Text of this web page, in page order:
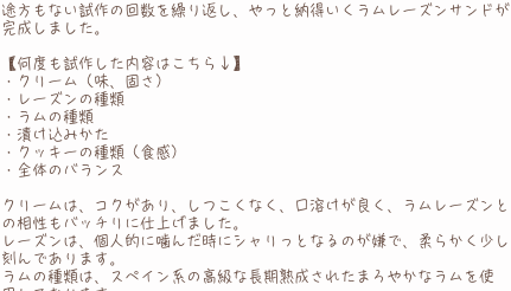
途方もない試作の回数を繰り返し、やっと納得いくラムレーズンサンドが
完成しました。
【何度も試作した内容はこちら↓】
・クリーム（味、固さ）
・レーズンの種類
・ラムの種類
・漬け込みかた
・クッキーの種類（食感）
・全体のバランス
クリームは 、コクがあり、しつこくなく、口溶けが良く、ラムレーズンと
の相性もバッチリに仕上げました。
レーズンは 、個人的に噛んだ時にシャリっとなるのが嫌で 、柔らかく少し
刻んであります。
ラムの種類は、スペイン系の高級な長期熟成されたまろやかなラムを使